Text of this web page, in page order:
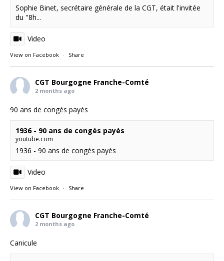
Sophie Binet, secrétaire générale de la CGT, était l'invitée
du "8h...
Video
View on Facebook · Share
CGT Bourgogne Franche-Comté
2 months ago
90 ans de congés payés
1936 - 90 ans de congés payés
youtube.com
1936 - 90 ans de congés payés
Video
View on Facebook · Share
CGT Bourgogne Franche-Comté
2 months ago
Canicule